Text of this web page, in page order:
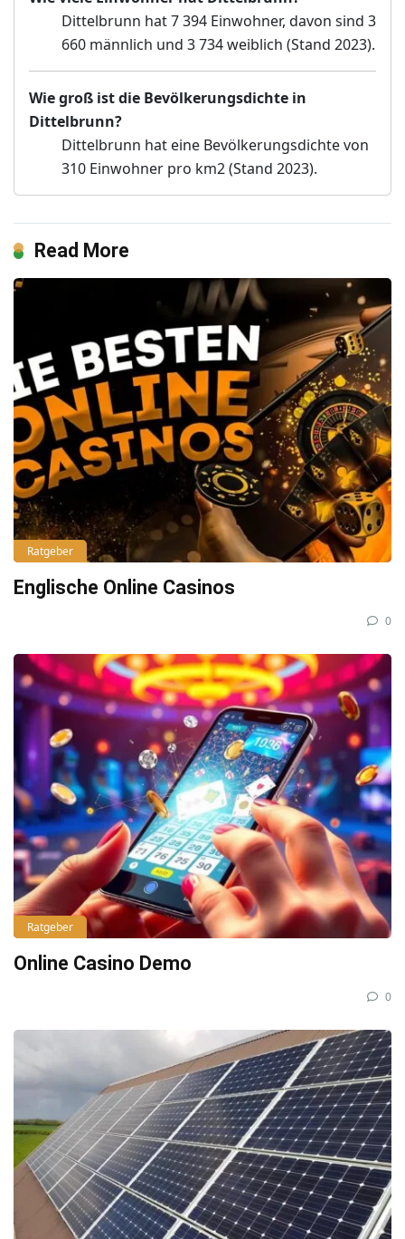
Dittelbrunn hat 7 394 Einwohner, davon sind 3
660 männlich und 3 734 weiblich (Stand 2023).
Wie groß ist die Bevölkerungsdichte in
Dittelbrunn?
Dittelbrunn hat eine Bevölkerungsdichte von
310 Einwohner pro km2 (Stand 2023).
Read More
Ratgeber
Englische Online Casinos
0
Ratgeber
Online Casino Demo
0